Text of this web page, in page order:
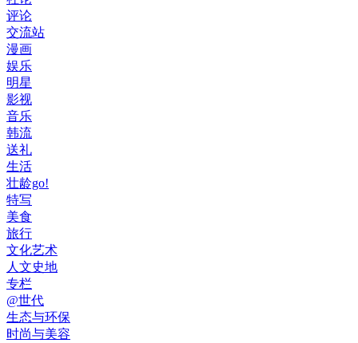
评论
交流站
漫画
娱乐
明星
影视
音乐
韩流
送礼
生活
壮龄go!
特写
美食
旅行
文化艺术
人文史地
专栏
@世代
生态与环保
时尚与美容